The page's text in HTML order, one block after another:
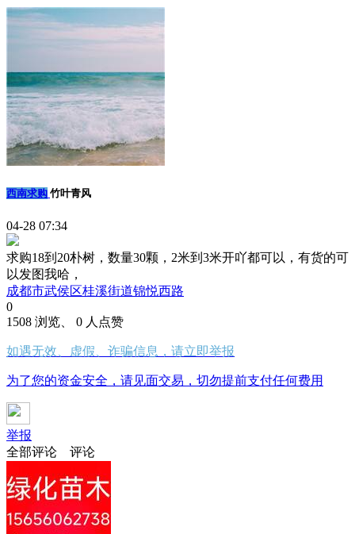
西南求购 竹叶青风
04-28 07:34
求购18到20朴树，数量30颗，2米到3米开吖都可以，有货的可
以发图我哈，
成都市武侯区桂溪街道锦悦西路
0
1508 浏览、 0 人点赞
如遇无效、虚假、诈骗信息，请立即举报
为了您的资金安全，请见面交易，切勿提前支付任何费用
举报
全部评论
评论